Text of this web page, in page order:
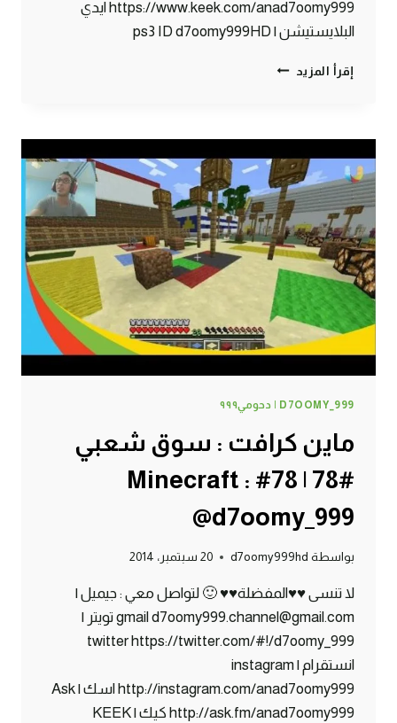
https://www.keek.com/anad7oomy999 ايدي
البلايستيشن | ps3 ID d7oomy999HD
إقرأ المزيد ماين
السوق#79
|
79#
MINECRAFT
:
D7OOMY999
D7OOMY_999 | دحومي٩٩٩
ماين كرافت : سوق شعبي
#78 | 78# Minecraft :
@d7oomy_999
بواسطة d7oomy999hd 20 سبتمبر، 2014
لا تنسى ♥♥المفضلة♥♥ 🙂 لتواصل معي : جيميل |
gmail d7oomy999.channel@gmail.com تويتر |
twitter https://twitter.com/#!/d7oomy_999
انستقرام | instagram
http://instagram.com/anad7oomy999 اسك | Ask
http://ask.fm/anad7oomy999 كيك | KEEK